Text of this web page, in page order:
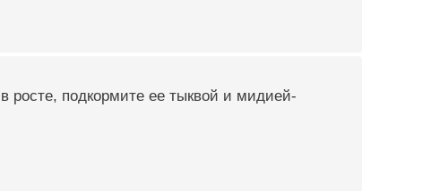
росте, подкормите ее тыквой и мидией-